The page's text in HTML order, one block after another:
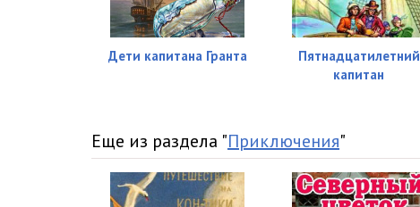
0020
0024
0025
Дети капитана Гранта
Пятнадцатилетний
капитан
Еще из раздела "Приключения"